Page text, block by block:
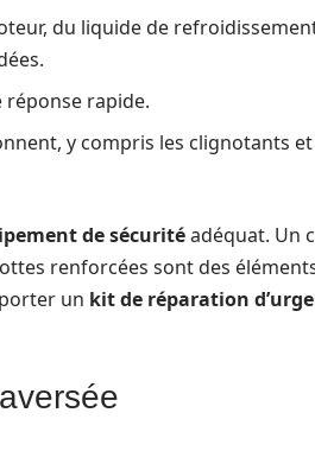
du liquide de
rapide.
y compris les clignotants
de sécuritéadéquat. Un
renforcées sont des
un kit de réparation